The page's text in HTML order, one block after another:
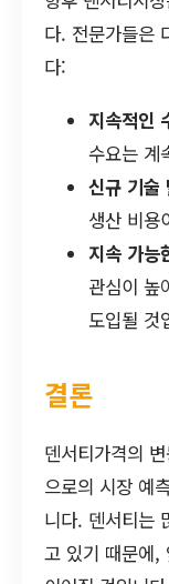
다. 전문가들은
다:
지속적인
수요는 계
신규 기술
생산 비용
지속 가능
관심이 높
도입될 것
결론
덴서티가격의
으로의 시장 예
니다. 덴서티는
고 있기 때문에,